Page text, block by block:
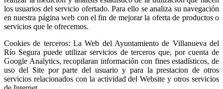
los usuarios del servicio ofertado. Para ello se analiza su navegación
en nuestra página web con el fin de mejorar la oferta de productos o
servicios que le ofrecemos.
Cookies de terceros: La Web del Ayuntamiento de Villanueva del
Río Segura puede utilizar servicios de terceros que, por cuenta de
Google Analytics, recopilaran información con fines estadísticos, de
uso del Site por parte del usuario y para la prestacion de otros
servicios relacionados con la actividad del Website y otros servicios